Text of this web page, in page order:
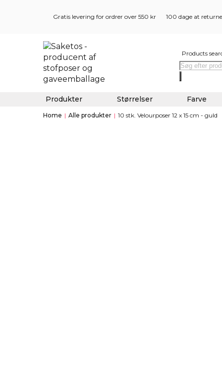
Gratis levering for ordrer over 550 kr 100 dage at
Products
Produkter Størrelser Farve
Home | Alle produkter | 10 stk. Velourposer 12 x 15 cm - guld